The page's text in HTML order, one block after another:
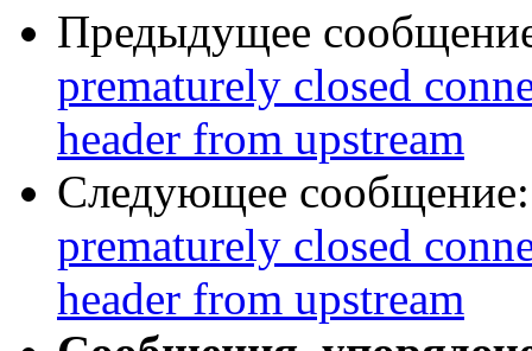
Предыдущее
prematurely closed
header from upstream
Следующее
prematurely closed
header from upstream